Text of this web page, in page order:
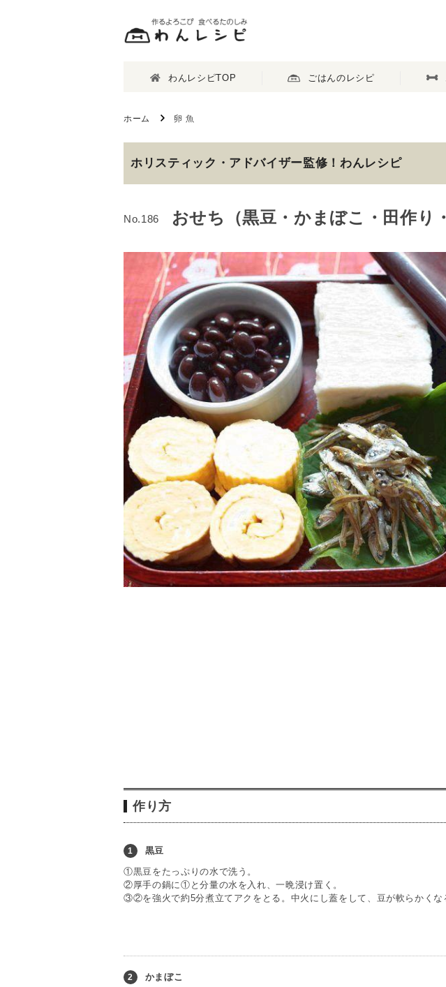
わんレシピTOP ごはんのレシピ
ホーム 卵 魚
ホリスティック・アドバイザー監修！わんレシピ
No.186 おせち（黒豆・かまぼこ・田作り
作り方
1
黒豆
①黒豆をたっぷりの水で洗う。
②厚手の鍋に①と分量の水を入れ、一晩浸け置く。
③②を強火で約5分煮立てアクをとる。中火にし蓋をして、豆が軟らかくな
2
かまぼこ